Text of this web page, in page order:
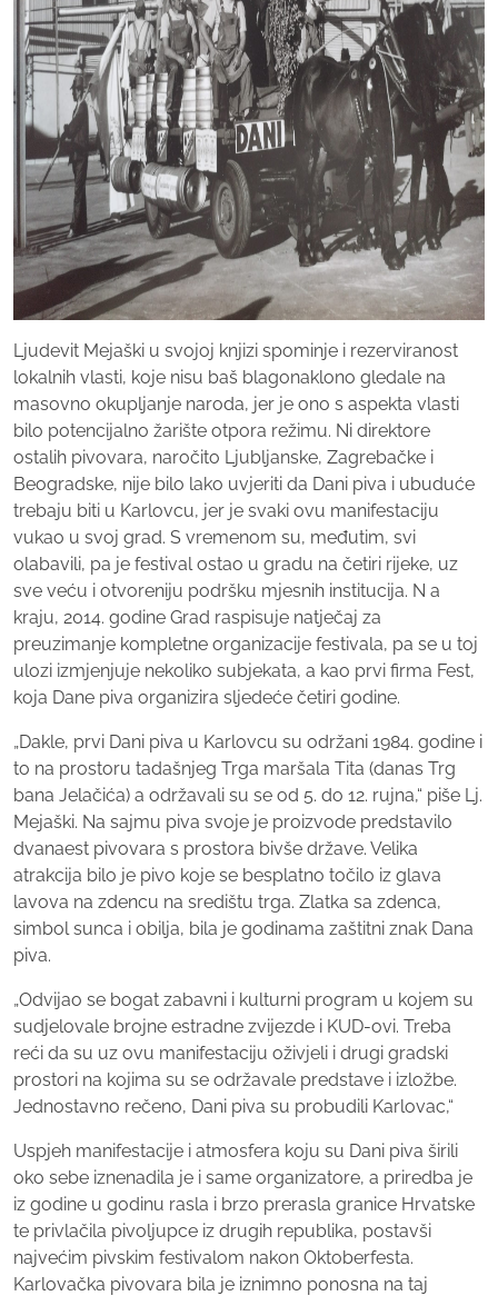
Ljudevit Mejaški u svojoj knjizi spominje i rezerviranost
lokalnih vlasti, koje nisu baš blagonaklono gledale na
masovno okupljanje naroda, jer je ono s aspekta vlasti
bilo potencijalno žarište otpora režimu. Ni direktore
ostalih pivovara, naročito Ljubljanske, Zagrebačke i
Beogradske, nije bilo lako uvjeriti da Dani piva i ubuduće
trebaju biti u Karlovcu, jer je svaki ovu manifestaciju
vukao u svoj grad. S vremenom su, međutim, svi
olabavili, pa je festival ostao u gradu na četiri rijeke, uz
sve veću i otvoreniju podršku mjesnih institucija. N a
kraju, 2014. godine Grad raspisuje natječaj za
preuzimanje kompletne organizacije festivala, pa se u toj
ulozi izmjenjuje nekoliko subjekata, a kao prvi firma Fest,
koja Dane piva organizira sljedeće četiri godine.
„Dakle, prvi Dani piva u Karlovcu su održani 1984. godine i
to na prostoru tadašnjeg Trga maršala Tita (danas Trg
bana Jelačića) a održavali su se od 5. do 12. rujna,“ piše Lj.
Mejaški. Na sajmu piva svoje je proizvode predstavilo
dvanaest pivovara s prostora bivše države. Velika
atrakcija bilo je pivo koje se besplatno točilo iz glava
lavova na zdencu na središtu trga. Zlatka sa zdenca,
simbol sunca i obilja, bila je godinama zaštitni znak Dana
piva.
„Odvijao se bogat zabavni i kulturni program u kojem su
sudjelovale brojne estradne zvijezde i KUD-ovi. Treba
reći da su uz ovu manifestaciju oživjeli i drugi gradski
prostori na kojima su se održavale predstave i izložbe.
Jednostavno rečeno, Dani piva su probudili Karlovac,“
Uspjeh manifestacije i atmosfera koju su Dani piva širili
oko sebe iznenadila je i same organizatore, a priredba je
iz godine u godinu rasla i brzo prerasla granice Hrvatske
te privlačila pivoljupce iz drugih republika, postavši
najvećim pivskim festivalom nakon Oktoberfesta.
Karlovačka pivovara bila je iznimno ponosna na taj